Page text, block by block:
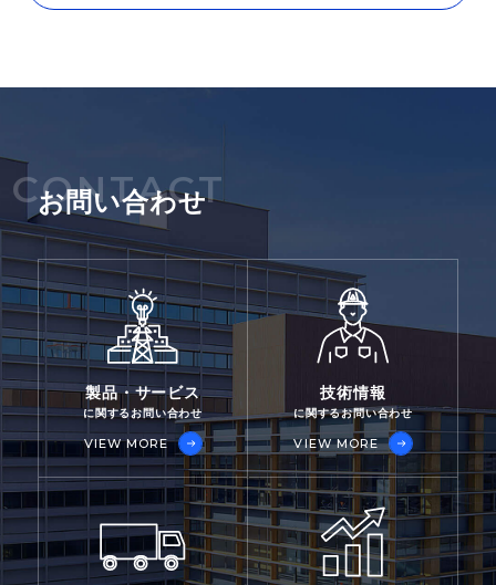
CONTACT
お問い合わせ
製品・サービス
に関するお問い合わせ
VIEW MORE
技術情報
に関するお問い合わせ
VIEW MORE